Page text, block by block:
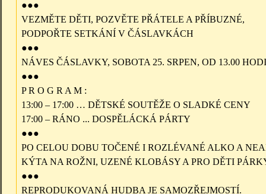
●●●
VEZMĚTE DĚTI, POZVĚTE PŘÁTELE A PŘÍBUZNÉ,
PODPOŘTE SETKÁNÍ V ČÁSLAVKÁCH
●●●
NÁVES ČÁSLAVKY, SOBOTA 25. SRPEN, OD 13.00
●●●
P R O G R A M :
13:00 – 17:00 … DĚTSKÉ SOUTĚŽE O SLADKÉ CENY
17:00 – RÁNO ... DOSPĚLÁCKÁ PÁRTY
●●●
PO CELOU DOBU TOČENÉ I ROZLÉVANÉ ALKO A
KÝTA NA ROŽNI, UZENÉ KLOBÁSY A PRO DĚTI
●●●
REPRODUKOVANÁ HUDBA JE SAMOZŘEJMOSTÍ.